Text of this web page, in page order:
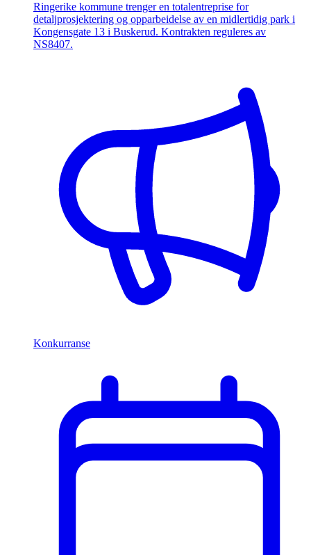
Ringerike kommune trenger en totalentreprise for
detaljprosjektering og opparbeidelse av en midlertidig park i
Kongensgate 13 i Buskerud. Kontrakten reguleres av
NS8407.
Konkurranse